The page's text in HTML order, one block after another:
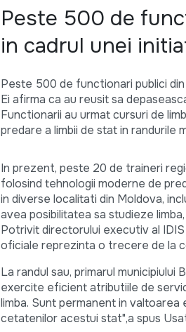
Peste 500 de
in cadrul unei
Peste 500 de functionari publici
Ei afirma ca au reusit sa
Functionarii au urmat cursuri de
predare a limbii de stat in randurile
In prezent, peste 20 de traineri
folosind tehnologii moderne de
in diverse localitati din Moldova,
avea posibilitatea sa studieze
Potrivit directorului executiv al
oficiale reprezinta o trecere de la
La randul sau, primarul
exercite eficient atributiile de
limba. Sunt permanent in
cetatenilor acestui stat",a spus